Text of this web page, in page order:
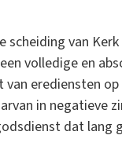
scheiding van
volledige en
erediensten
in negatieve
dat lang